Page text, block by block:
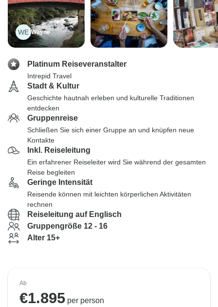
WE Wayne
Platinum Reiseveranstalter
Intrepid Travel
Stadt & Kultur
Geschichte hautnah erleben und kulturelle Traditionen
entdecken
Gruppenreise
Schließen Sie sich einer Gruppe an und knüpfen neue
Kontakte
Inkl. Reiseleitung
Ein erfahrener Reiseleiter wird Sie während der gesamten
Reise begleiten
Geringe Intensität
Reisende können mit leichten körperlichen Aktivitäten
rechnen
Reiseleitung auf Englisch
Gruppengröße 12 - 16
Alter 15+
Ab
€1.895 per person